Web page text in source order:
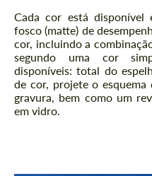
Cada cor está disponível
fosco (matte) de
cor, incluindo a
segundo uma cor
disponíveis: total do
de cor, projete o
gravura, bem como um
em vidro.